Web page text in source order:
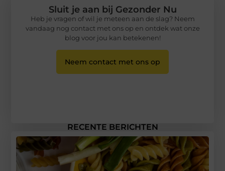
RECENTE BERICHTEN
Sluit je aan bij Gezonder Nu
Heb je vragen of wil je meteen aan de slag? Neem
vandaag nog contact met ons op en ontdek wat onze
blog voor jou kan betekenen!
Neem contact met ons op